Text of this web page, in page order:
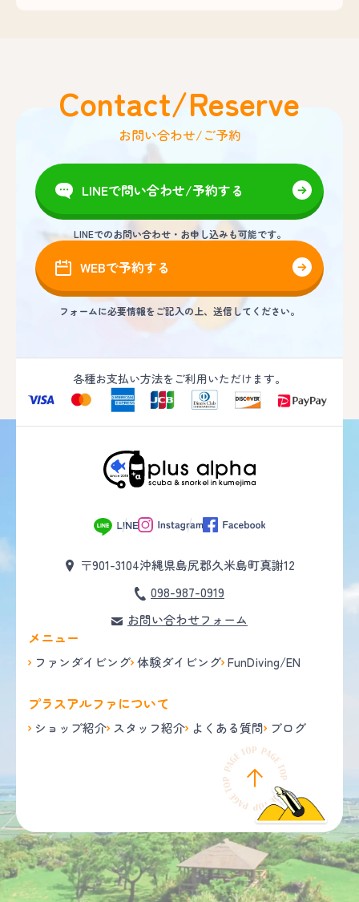
Contact/Reserve
お問い合わせ/ご予約
LINEで問い合わせ/予約する
LINEでのお問い合わせ・お申し込みも可能です。
WEBで予約する
フォームに必要情報をご記入の上、送信してください。
各種お支払い方法をご利用いただけます。
〒901-3104沖縄県島尻郡久米島町真謝12
098-987-0919
お問い合わせフォーム
メニュー
ファンダイビング 体験ダイビング FunDiving/EN
プラスアルファについて
ショップ紹介 スタッフ紹介 よくある質問 ブログ